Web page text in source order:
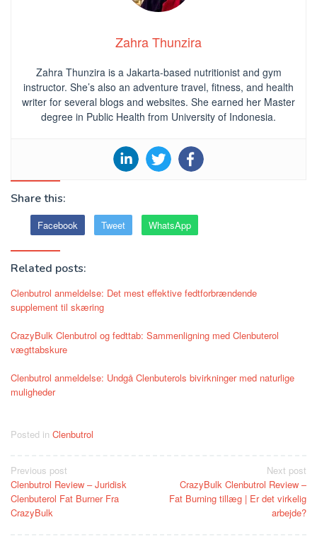
Zahra Thunzira
Zahra Thunzira is a Jakarta-based nutritionist and gym
instructor. She’s also an adventure travel, fitness, and health
writer for several blogs and websites. She earned her Master
degree in Public Health from University of Indonesia.
Share this:
Facebook Tweet WhatsApp
Related posts:
Clenbutrol anmeldelse: Det mest effektive fedtforbrændende
supplement til skæring
CrazyBulk Clenbutrol og fedttab: Sammenligning med Clenbuterol
vægttabskure
Clenbutrol anmeldelse: Undgå Clenbuterols bivirkninger med naturlige
muligheder
Posted in Clenbutrol
Post
navigation
Previous post
Clenbutrol Review – Juridisk
Clenbuterol Fat Burner Fra
CrazyBulk
Next post
CrazyBulk Clenbutrol Review –
Fat Burning tillæg | Er det virkelig
arbejde?